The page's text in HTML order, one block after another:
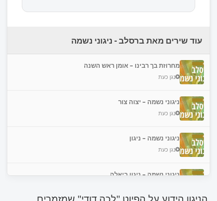
עוד שירים מאת ברסלב - ניגוני נשמה
מחרוזת בך רבינו – אומן ראש השנה
נגן כעת
ניגוני נשמה – יצוה צור
נגן כעת
ניגוני נשמה – ניגון
נגן כעת
ניגוני נשמה – ניגון ביאלה